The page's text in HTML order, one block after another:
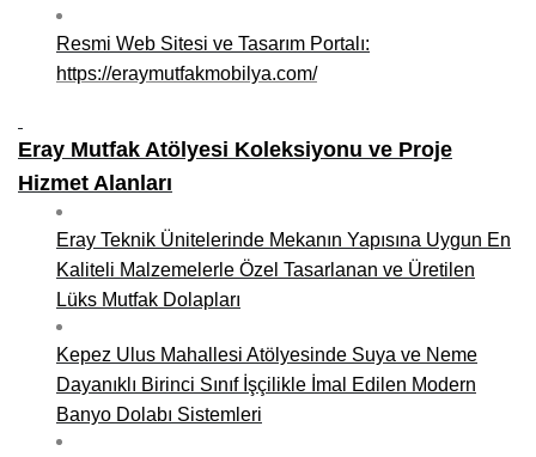
Resmi Web Sitesi ve Tasarım Portalı:
https://eraymutfakmobilya.com/
Eray Mutfak Atölyesi Koleksiyonu ve Proje
Hizmet Alanları
Eray Teknik Ünitelerinde Mekanın Yapısına Uygun En
Kaliteli Malzemelerle Özel Tasarlanan ve Üretilen
Lüks Mutfak Dolapları
Kepez Ulus Mahallesi Atölyesinde Suya ve Neme
Dayanıklı Birinci Sınıf İşçilikle İmal Edilen Modern
Banyo Dolabı Sistemleri